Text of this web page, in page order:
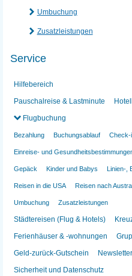
Umbuchung
Zusatzleistungen
Service
Hilfebereich
Pauschalreise & Lastminute
Flugbuchung
Bezahlung Buchungsablauf Check-
Einreise- und
Gepäck Kinder und Babys Linien-,
Reisen in die USA Reisen nach
Umbuchung Zusatzleistungen
Städtereisen (Flug & Hotels)
Ferienhäuser & -wohnungen
Geld-zurück-Gutschein
Sicherheit und Datenschutz